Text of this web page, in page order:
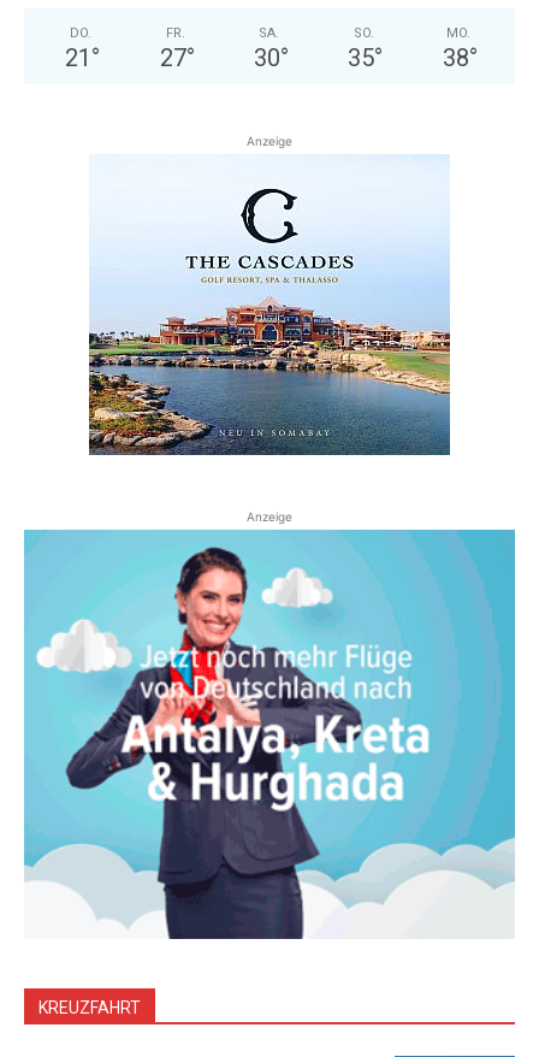
DO.
21 °
FR.
27°
SA.
30°
SO.
35°
MO.
38°
Anzeige
Anzeige
KREUZFAHRT